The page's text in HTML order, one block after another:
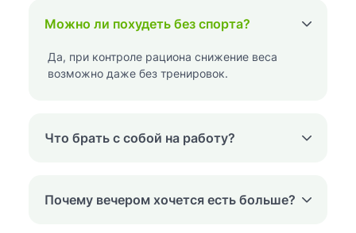
Можно ли похудеть без спорта?
Да, при контроле рациона снижение веса
возможно даже без тренировок.
Что брать с собой на работу?
Почему вечером хочется есть больше?